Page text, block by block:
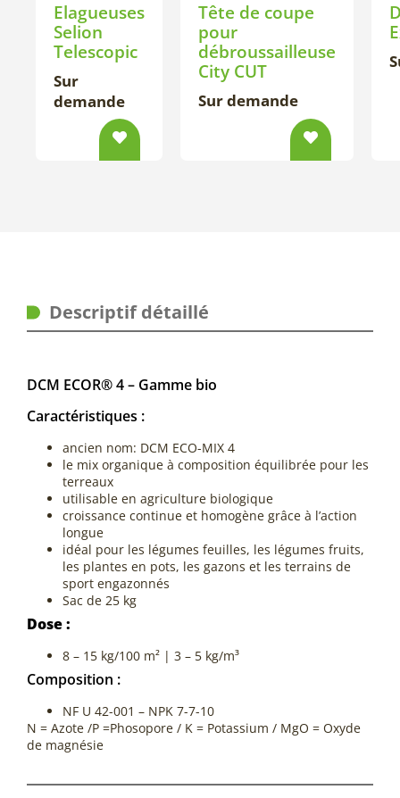
Elagueuses
Selion
Telescopic
Sur
demande
Tête de coupe
pour
débroussailleuse
City CUT
Sur demande
Descriptif détaillé
DCM ECOR® 4 – Gamme bio
Caractéristiques :
ancien nom: DCM ECO-MIX 4
le mix organique à composition équilibrée pour les
terreaux
utilisable en agriculture biologique
croissance continue et homogène grâce à l’action
longue
idéal pour les légumes feuilles, les légumes fruits,
les plantes en pots, les gazons et les terrains de
sport engazonnés
Sac de 25 kg
Dose :
8 – 15 kg/100 m² | 3 – 5 kg/m³
Composition :
NF U 42-001 – NPK 7-7-10
N = Azote /P =Phosopore / K = Potassium / MgO = Oxyde
de magnésie